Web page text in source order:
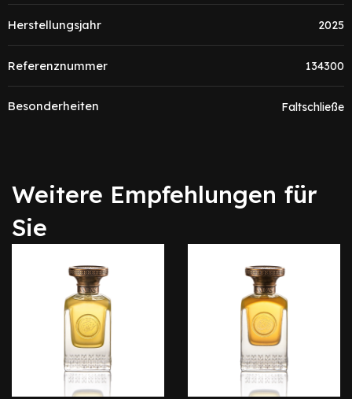
Herstellungsjahr 2025
Referenznummer 134300
Besonderheiten Faltschließe
Weitere Empfehlungen für
Sie